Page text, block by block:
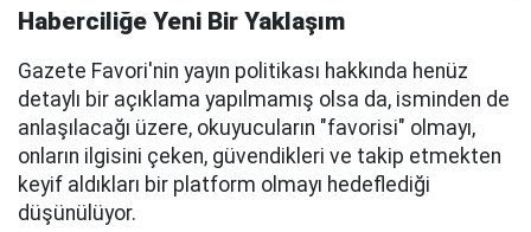
Haberciliğe Yeni Bir Yaklaşım
Gazete Favori'nin yayın politikası hakkında henüz
detaylı bir açıklama yapılmamış olsa da, isminden de
anlaşılacağı üzere, okuyucuların "favorisi" olmayı,
onların ilgisini çeken, güvendikleri ve takip etmekten
keyif aldıkları bir platform olmayı hedeflediği
düşünülüyor.